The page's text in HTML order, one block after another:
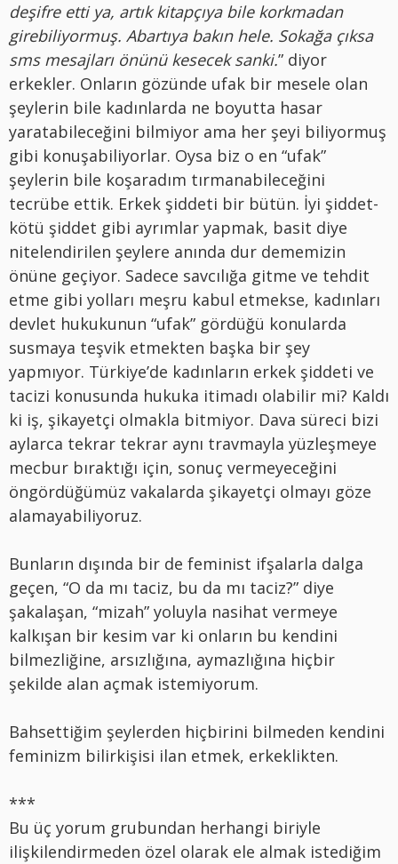
deşifre etti ya, artık kitapçıya bile korkmadan
girebiliyormuş. Abartıya bakın hele. Sokağa çıksa
sms mesajları önünü kesecek sanki.” diyor
erkekler. Onların gözünde ufak bir mesele olan
şeylerin bile kadınlarda ne boyutta hasar
yaratabileceğini bilmiyor ama her şeyi biliyormuş
gibi konuşabiliyorlar. Oysa biz o en “ufak”
şeylerin bile koşaradım tırmanabileceğini
tecrübe ettik. Erkek şiddeti bir bütün. İyi şiddet-
kötü şiddet gibi ayrımlar yapmak, basit diye
nitelendirilen şeylere anında dur dememizin
önüne geçiyor. Sadece savcılığa gitme ve tehdit
etme gibi yolları meşru kabul etmekse, kadınları
devlet hukukunun “ufak” gördüğü konularda
susmaya teşvik etmekten başka bir şey
yapmıyor. Türkiye’de kadınların erkek şiddeti ve
tacizi konusunda hukuka itimadı olabilir mi? Kaldı
ki iş, şikayetçi olmakla bitmiyor. Dava süreci bizi
aylarca tekrar tekrar aynı travmayla yüzleşmeye
mecbur bıraktığı için, sonuç vermeyeceğini
öngördüğümüz vakalarda şikayetçi olmayı göze
alamayabiliyoruz.
Bunların dışında bir de feminist ifşalarla dalga
geçen, “O da mı taciz, bu da mı taciz?” diye
şakalaşan, “mizah” yoluyla nasihat vermeye
kalkışan bir kesim var ki onların bu kendini
bilmezliğine, arsızlığına, aymazlığına hiçbir
şekilde alan açmak istemiyorum.
Bahsettiğim şeylerden hiçbirini bilmeden kendini
feminizm bilirkişisi ilan etmek, erkeklikten.
***
Bu üç yorum grubundan herhangi biriyle
ilişkilendirmeden özel olarak ele almak istediğim